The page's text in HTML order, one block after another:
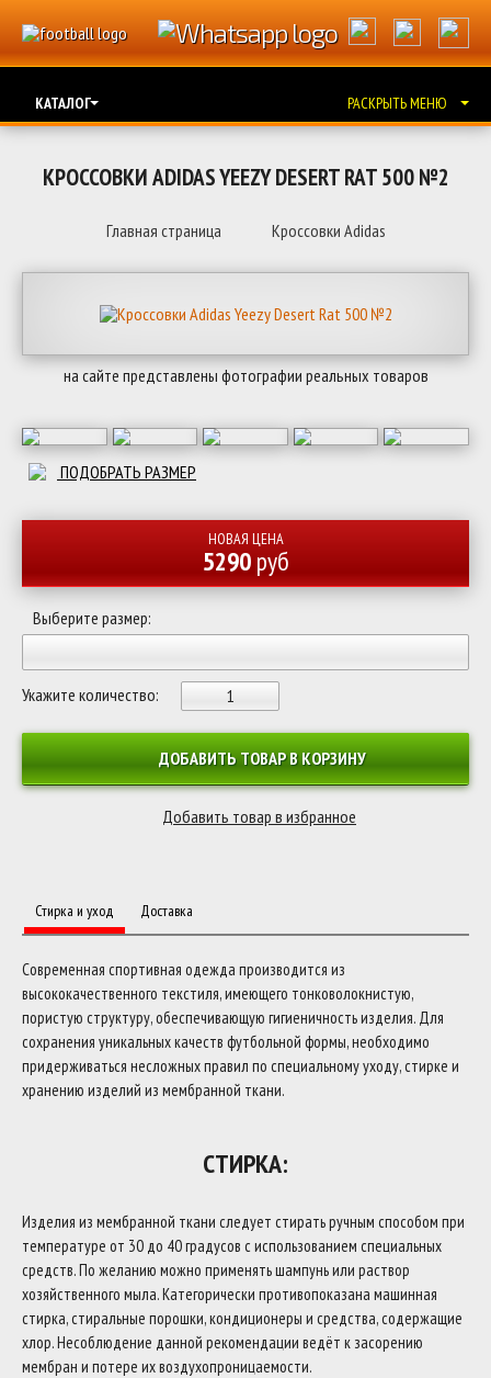
КАТАЛОГ РАСКРЫТЬ МЕНЮ
КРОССОВКИ ADIDAS YEEZY DESERT RAT 500 №2
Главная страница Кроссовки Adidas
на сайте представлены фотографии реальных товаров
ПОДОБРАТЬ РАЗМЕР
НОВАЯ ЦЕНА
5290руб
Выберите размер:
Укажите количество:
ДОБАВИТЬ ТОВАР В КОРЗИНУ
Стирка и уход Доставка
Современная спортивная одежда производится из
высококачественного текстиля, имеющего тонковолокнистую,
пористую структуру, обеспечивающую гигиеничность изделия. Для
сохранения уникальных качеств футбольной формы, необходимо
придерживаться несложных правил по специальному уходу, стирке и
хранению изделий из мембранной ткани.
СТИРКА:
Изделия из мембранной ткани следует стирать ручным способом при
температуре от 30 до 40 градусов с использованием специальных
средств. По желанию можно применять шампунь или раствор
хозяйственного мыла. Категорически противопоказана машинная
стирка, стиральные порошки, кондиционеры и средства, содержащие
хлор. Несоблюдение данной рекомендации ведёт к засорению
мембран и потере их воздухопроницаемости.